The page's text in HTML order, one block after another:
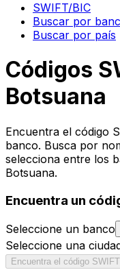
SWIFT/BIC
Buscar por
Buscar por país
Códigos
Botsuana
Encuentra el código
banco. Busca por
selecciona entre los
Botsuana.
Encuentra un
Seleccione un banco
Seleccione una
Encuentra el código SWIFT